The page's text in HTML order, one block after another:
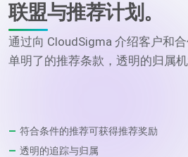
联盟与推荐计划。
通过向 CloudSigma 介绍客户和
单明了的推荐条款，透明的归属机
符合条件的推荐可获得推荐奖励
透明的追踪与归属